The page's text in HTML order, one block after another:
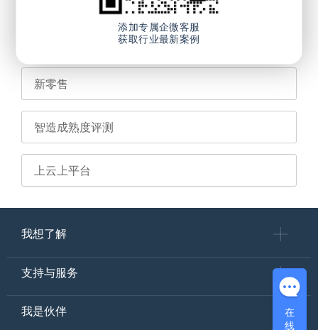
工业4.0 智能制造
新零售
智造成熟度评测
上云上平台
我想了解
支持与服务
我是伙伴
添加专属企微客服
获取行业最新案例
在
线
在
线